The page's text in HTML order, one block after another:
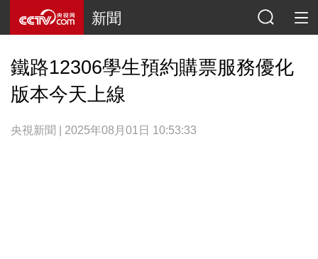
新聞
鐵路12306學生預約購票服務優化
版本今天上線
央視新聞 | 2025年08月01日 10:53:33